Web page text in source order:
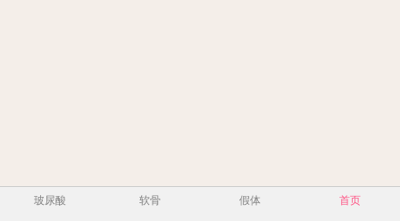
玻尿酸 软骨 假体 首页